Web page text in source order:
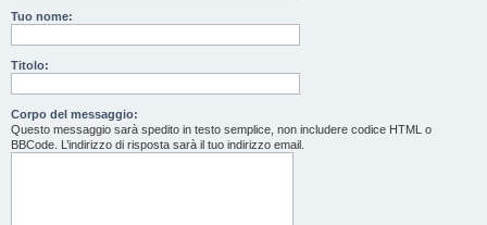
Tuo nome:
Titolo:
Corpo del messaggio:
Questo messaggio sarà spedito in testo semplice, non includere codice HTML o
BBCode. L’indirizzo di risposta sarà il tuo indirizzo email.